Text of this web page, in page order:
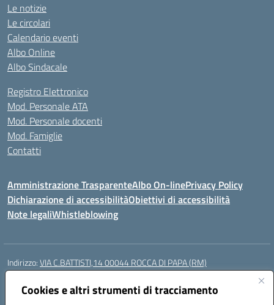
Cookies e altri strumenti di tracciamento
Le notizie
Le circolari
Calendario eventi
Albo Online
Albo Sindacale
Registro Elettronico
Mod. Personale ATA
Mod. Personale docenti
Mod. Famiglie
Contatti
Amministrazione TrasparenteAlbo On-linePrivacy Policy
Dichiarazione di accessibilitàObiettivi di accessibilità
Note legaliWhistleblowing
Indirizzo:VIA C.BATTISTI,14 00044 ROCCA DI PAPA (RM)
Centralino:
Posta elettronica certificata (PEC):rmic8aq00n@pec.istruzione.it